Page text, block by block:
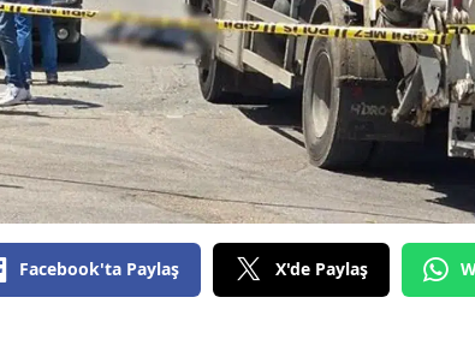
Çanakkale
Çankırı
Çorum
Denizli
Diyarbakır
Edirne
Facebook'ta Paylaş X'de Paylaş